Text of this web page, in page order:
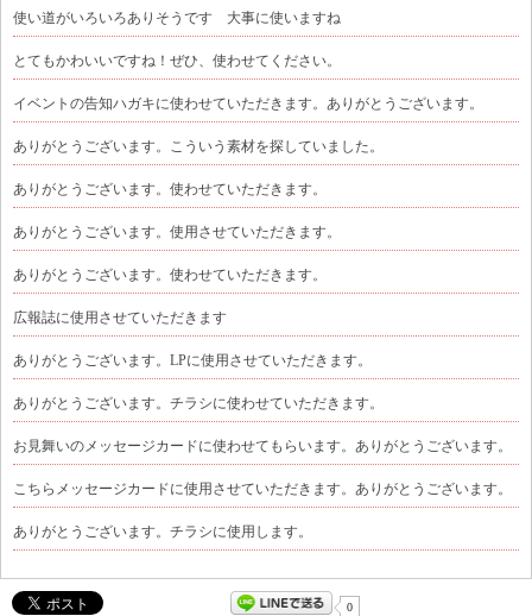
使い道がいろいろありそうです 大事に使いますね
とてもかわいいですね！ぜひ、使わせてください。
イベントの告知ハガキに使わせていただきます。ありがとうございます。
ありがとうございます。こういう素材を探していました。
ありがとうございます。使わせていただきます。
ありがとうございます。使用させていただきます。
ありがとうございます。使わせていただきます。
広報誌に使用させていただきます
ありがとうございます。LPに使用させていただきます。
ありがとうございます。チラシに使わせていただきます。
お見舞いのメッセージカードに使わせてもらいます。ありがとうございます。
こちらメッセージカードに使用させていただきます。ありがとうございます。
ありがとうございます。チラシに使用します。
0